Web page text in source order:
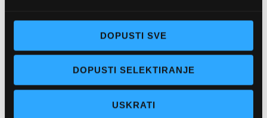
DOPUSTI SVE
DOPUSTI SELEKTIRANJE
USKRATI
Pon - pet: 07 - 21h,
Sub: 07-21h
webshop@optikanjego.hr